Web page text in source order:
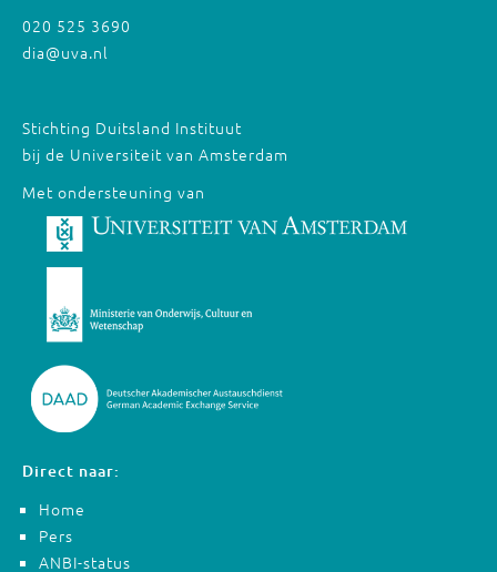
020 525 3690
dia@uva.nl
Stichting Duitsland Instituut
bij de Universiteit van Amsterdam
Met ondersteuning van
Direct naar:
Home
Pers
ANBI-status